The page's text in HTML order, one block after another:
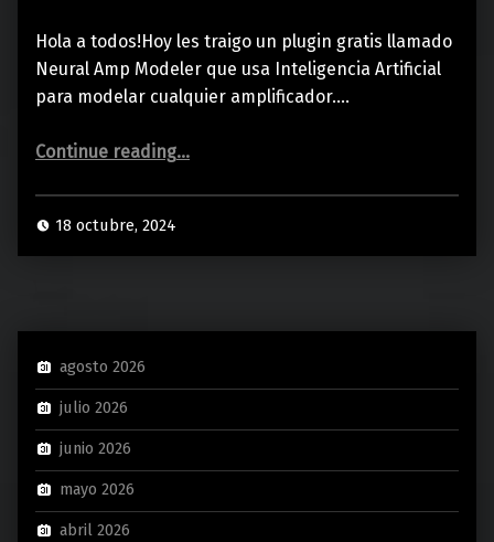
Hola a todos!Hoy les traigo un plugin gratis llamado
Neural Amp Modeler que usa Inteligencia Artificial
para modelar cualquier amplificador.…
Continue reading“Este PLUGIN usa IA para MODELAR CUALQUIER AMPLIFICADOR”
…
18 octubre, 2024
agosto 2026
julio 2026
junio 2026
mayo 2026
abril 2026